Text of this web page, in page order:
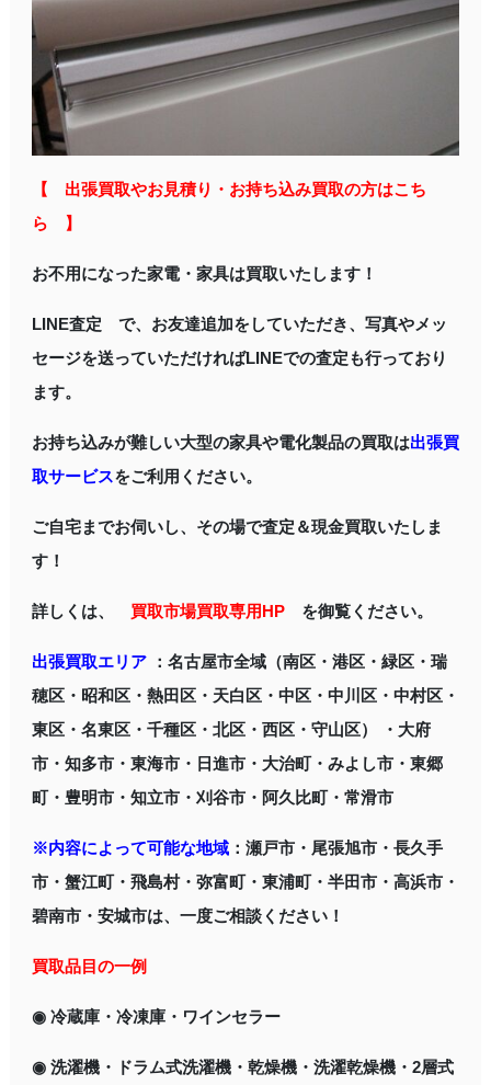
【 出張買取やお見積り・お持ち込み買取の方はこち
ら 】
お不用になった家電・家具は買取いたします！
LINE査定 で、お友達追加をしていただき、写真やメッ
セージを送っていただければLINEでの査定も行っており
ます。
お持ち込みが難しい大型の家具や電化製品の買取は出張買
取サービスをご利用ください。
ご自宅までお伺いし、その場で査定＆現金買取いたしま
す！
詳しくは、 買取市場買取専用HP を御覧ください。
出張買取エリア：名古屋市全域（南区・港区・緑区・瑞
穂区・昭和区・熱田区・天白区・中区・中川区・中村区・
東区・名東区・千種区・北区・西区・守山区） ・大府
市・知多市・東海市・日進市・大治町・みよし市・東郷
町・豊明市・知立市・刈谷市・阿久比町・常滑市
※内容によって可能な地域：瀬戸市・尾張旭市・長久手
市・蟹江町・飛島村・弥富町・東浦町・半田市・高浜市・
碧南市・安城市は、一度ご相談ください！
買取品目の一例
◉ 冷蔵庫・冷凍庫・ワインセラー
◉ 洗濯機・ドラム式洗濯機・乾燥機・洗濯乾燥機・2層式